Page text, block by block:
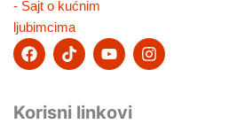
F
a
b
T
i
o
Y
o
u
I
n
Korisni linkovi